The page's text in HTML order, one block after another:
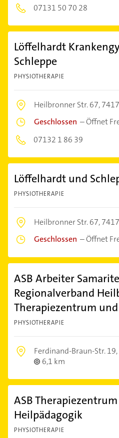
07131 50 70 28
Löffelhardt
Schleppe
PHYSIOTHERAPIE
Heilbronner Str. 67,
Geschlossen –Öffnet
07132 1 86 39
Löffelhardt und
PHYSIOTHERAPIE
Heilbronner Str. 67,
Geschlossen –Öffnet
ASB Arbeiter
Regionalverband
Therapiezentrum
PHYSIOTHERAPIE
Ferdinand-Braun-Str. 19,
6,1 km
ASB
Heilpädagogik
PHYSIOTHERAPIE